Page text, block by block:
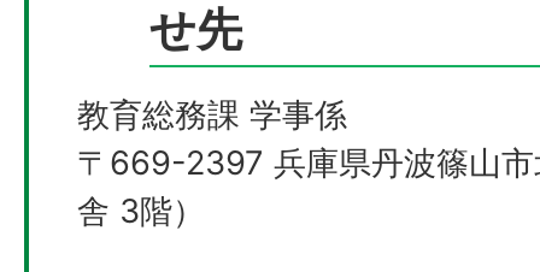
せ先
教育総務課 学事係
〒669-2397 兵庫県丹波篠山
舎 3階）